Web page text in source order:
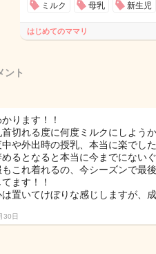
ミルク 母乳 新生児
はじめてのママリ
ント
かります！！
首切れる度に何度ミルクにしよう
中や外出時の授乳、本当に楽でし
めるとなると本当に今までにない
もこれ着れるの、今シーズンで最
てます！！
は置いてけぼりな感じしますが、
30日